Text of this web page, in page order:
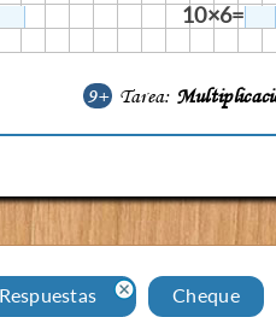
10×6=
9+ Tarea:
Respuestas Cheque